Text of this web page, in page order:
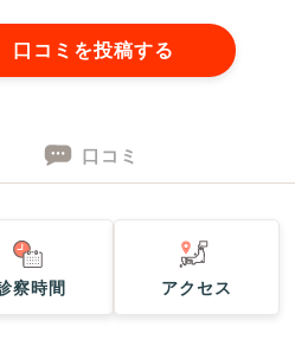
口コミを投稿する
口コミ
察時間 アクセス